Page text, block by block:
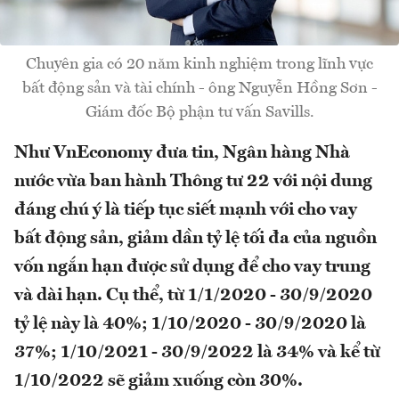
Chuyên gia có 20 năm kinh nghiệm trong lĩnh vực
bất động sản và tài chính - ông Nguyễn Hồng Sơn -
Giám đốc Bộ phận tư vấn Savills.
Như VnEconomy đưa tin, Ngân hàng Nhà
nước vừa ban hành Thông tư 22 với nội dung
đáng chú ý là tiếp tục siết mạnh với cho vay
bất động sản, giảm dần tỷ lệ tối đa của nguồn
vốn ngắn hạn được sử dụng để cho vay trung
và dài hạn. Cụ thể, từ 1/1/2020 - 30/9/2020
tỷ lệ này là 40%; 1/10/2020 - 30/9/2020 là
37%; 1/10/2021 - 30/9/2022 là 34% và kể từ
1/10/2022 sẽ giảm xuống còn 30%.